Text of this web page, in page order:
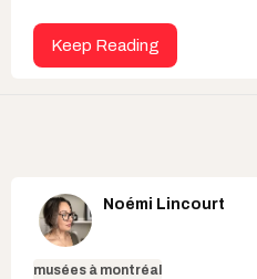
Keep Reading
Noémi Lincourt
musées à montréal